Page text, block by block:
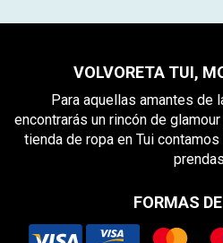
VOLVORETA TUI,
Para aquellas amantes de
encontrarás un rincón de
tienda de ropa en Tui
FORMAS